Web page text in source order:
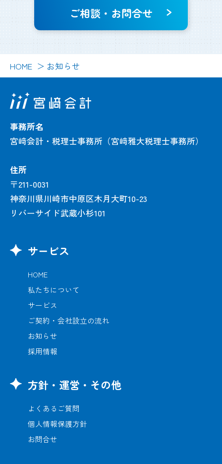
ご相談・お問合せ
HOME お知らせ
事務所名
宮﨑会計・税理士事務所（宮﨑雅大税理士事務所）
住所
〒211-0031
神奈川県川崎市中原区木月大町10-23
リバーサイド武蔵小杉101
サービス
HOME
私たちについて
サービス
ご契約・会社設立の流れ
お知らせ
採用情報
方針・運営・その他
よくあるご質問
個人情報保護方針
お問合せ